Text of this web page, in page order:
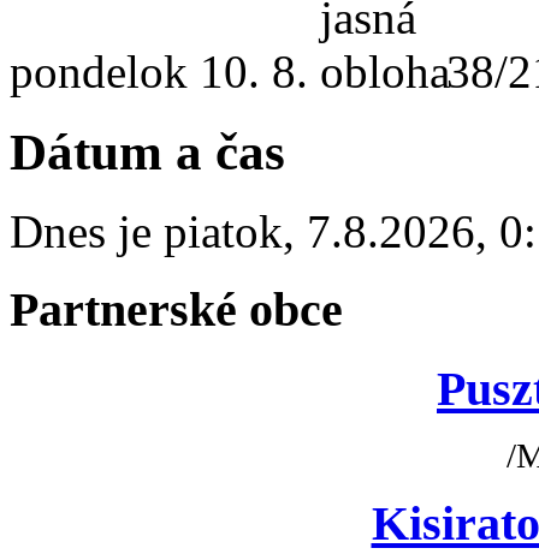
pondelok 10. 8. 38/
Dátum a čas
Dnes je piatok, 7.8.2026,
Partnerské obce
/